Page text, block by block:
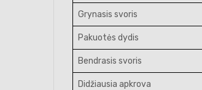
Grynasis svoris
Pakuotės dydis
Bendrasis svoris
Didžiausia apkrova